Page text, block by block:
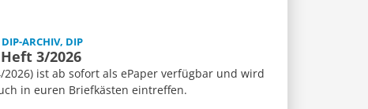
ARCHIV, DIP
3/2026
2026) ist ab sofort als ePaper verfügbar und wird
in euren Briefkästen eintreffen.